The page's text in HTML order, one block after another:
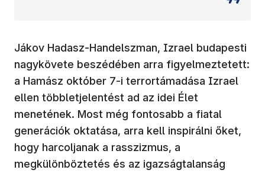
Jákov Hadasz-Handelszman, Izrael budapesti
nagykövete beszédében arra figyelmeztetett:
a Hamász október 7-i terrortámadása Izrael
ellen többletjelentést ad az idei Élet
menetének. Most még fontosabb a fiatal
generációk oktatása, arra kell inspirálni őket,
hogy harcoljanak a rasszizmus, a
megkülönböztetés és az igazságtalanság